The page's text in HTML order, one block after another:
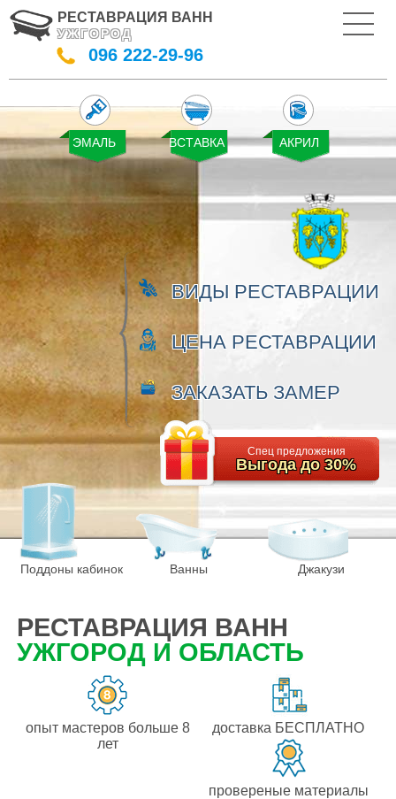
096 222-29-96
РЕСТАВРАЦИЯ ВАНН
УЖГОРОД
Поддоны кабинок Джакузи
Ванны
ВИДЫ РЕСТАВРАЦИИ
ЦЕНА РЕСТАВРАЦИИ
ЗАКАЗАТЬ ЗАМЕР
Спец предложения
Выгода до 30%
РЕСТАВРАЦИЯ ВАНН
УЖГОРОД И ОБЛАСТЬ
опыт мастеров больше 8
лет
доставка БЕСПЛАТНО
провереные материалы